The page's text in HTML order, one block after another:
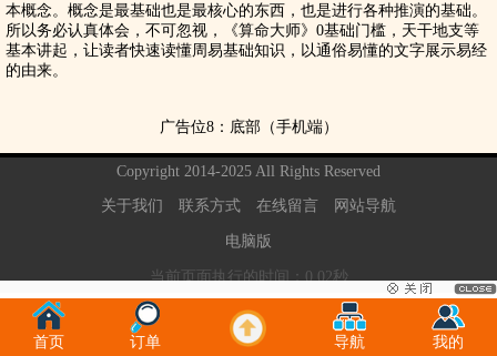
本概念。概念是最基础也是最核心的东西，也是进行各种推演的基础。
所以务必认真体会，不可忽视，《算命大师》0基础门槛，天干地支等
基本讲起，让读者快速读懂周易基础知识，以通俗易懂的文字展示易经
的由来。
广告位8：底部（手机端）
Copyright 2014-2025 All Rights Reserved
关于我们 联系方式 在线留言 网站导航
电脑版
当前页面执行的时间：0.02秒
首页 订单 导航 我的